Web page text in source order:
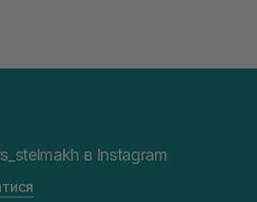
в Instagram